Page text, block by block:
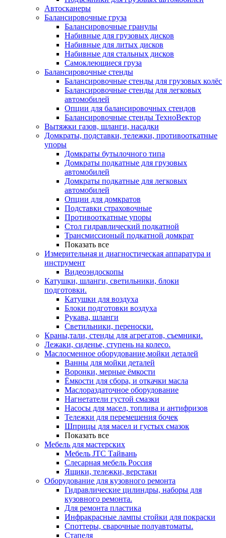
Автосканеры
Балансировочные груза
Балансировочные гранулы
Набивные для грузовых дисков
Набивные для литых дисков
Набивные для стальных дисков
Самоклеющиеся груза
Балансировочные стенды
Балансировочные стенды для грузовых колёс
Балансировочные стенды для легковых
автомобилей
Опции для балансировочных стендов
Балансировочные стенды ТехноВектор
Вытяжки газов, шланги, насадки
Домкраты, подставки, тележки, противооткатные
упоры
Домкраты бутылочного типа
Домкраты подкатные для грузовых
автомобилей
Домкраты подкатные для легковых
автомобилей
Опции для домкратов
Подставки страховочные
Противооткатные упоры
Стол гидравлический подкатной
Трансмиссионый подкатной домкрат
Показать все
Измерительная и диагностическая аппаратура и
инструмент
Видеоэндоскопы
Катушки, шланги, светильники, блоки
подготовки.
Катушки для воздуха
Блоки подготовки воздуха
Рукава, шланги
Светильники, переноски.
Краны,тали, стенды для агрегатов, съемники.
Лежаки, сиденье, ступень на колесо.
Маслосменное оборудование,мойки деталей
Ванны для мойки деталей
Воронки, мерные ёмкости
Ёмкости для сбора, и откачки масла
Маслораздаточное оборудование
Нагнетатели густой смазки
Насосы для масел, топлива и антифризов
Тележки для перемещения бочек
Шприцы для масел и густых смазок
Показать все
Мебель для мастерских
Мебель JTC Тайвань
Слесарная мебель Россия
Ящики, тележки, верстаки
Оборудование для кузовного ремонта
Гидравлические цилиндры, наборы для
кузовного ремонта.
Для ремонта пластика
Инфракрасные лампы стойки для покраски
Споттеры, сварочные полуавтоматы.
Стапеля